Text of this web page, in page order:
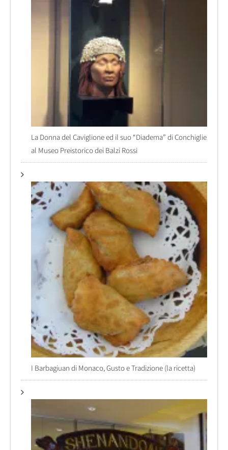
La Donna del Caviglione ed il suo “Diadema” di Conchiglie
al Museo Preistorico dei Balzi Rossi
I Barbagiuan di Monaco, Gusto e Tradizione (la ricetta)